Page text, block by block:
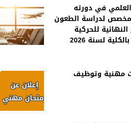
في دورته
2026/03، المخصص لدراسة الطعون
للحركية
لسنة 2026
مهنية وتوظيف